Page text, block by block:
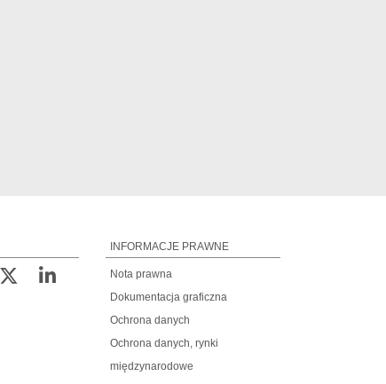
INFORMACJE PRAWNE
Nota prawna
Dokumentacja graficzna
Ochrona danych
Ochrona danych, rynki
międzynarodowe